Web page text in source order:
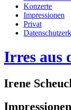
Konzerte
Impressionen
Privat
Irres aus
Irene
Impressionen